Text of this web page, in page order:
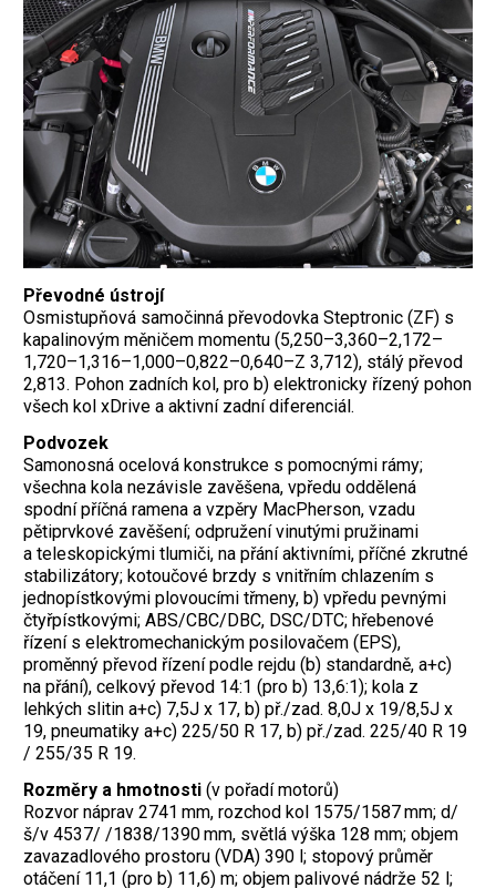
Převodné ústrojí
Osmistupňová samočinná převodovka Steptronic (ZF) s
kapalinovým měničem momentu (5,250–3,360–2,172–
1,720–1,316–1,000–0,822–0,640–Z 3,712), stálý převod
2,813. Pohon zadních kol, pro b) elektronicky řízený pohon
všech kol xDrive a aktivní zadní diferenciál.
Podvozek
Samonosná ocelová konstrukce s pomocnými rámy;
všechna kola nezávisle zavěšena, vpředu oddělená
spodní příčná ramena a vzpěry MacPherson, vzadu
pětiprvkové zavěšení; odpružení vinutými pružinami
a teleskopickými tlumiči, na přání aktivními, příčné zkrutné
stabilizátory; kotoučové brzdy s vnitřním chlazením s
jednopístkovými plovoucími třmeny, b) vpředu pevnými
čtyřpístkovými; ABS/CBC/DBC, DSC/DTC; hřebenové
řízení s elektromechanickým posilovačem (EPS),
proměnný převod řízení podle rejdu (b) standardně, a+c)
na přání), celkový převod 14:1 (pro b) 13,6:1); kola z
lehkých slitin a+c) 7,5J x 17, b) př./zad. 8,0J x 19/8,5J x
19, pneumatiky a+c) 225/50 R 17, b) př./zad. 225/40 R 19
/ 255/35 R 19.
Rozměry a hmotnosti (v pořadí motorů)
Rozvor náprav 2741 mm, rozchod kol 1575/1587 mm; d/
š/v 4537/ /1838/1390 mm, světlá výška 128 mm; objem
zavazadlového prostoru (VDA) 390 l; stopový průměr
otáčení 11,1 (pro b) 11,6) m; objem palivové nádrže 52 l;